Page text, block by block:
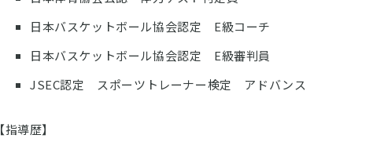
日本バスケットボール協会認定 E級コーチ
日本バスケットボール協会認定 E級審判員
JSEC認定 スポーツトレーナー検定 アドバンス
【指導歴】